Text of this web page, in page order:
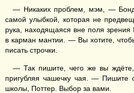
— Никаких проблем, мэм, —
самой улыбкой, которая не
рука, находящаяся вне поля зрения
в карман мантии. — Вы хотите,
писать строчки.
— Так пишите, чего же вы
пригубляя чашечку чая. — Пишите
школы, Поттер. Выбор за вами.